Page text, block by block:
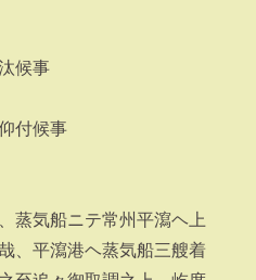
候事
付候事
蒸気船ニテ常州平瀉ヘ上
、平瀉港ヘ蒸気船三艘着